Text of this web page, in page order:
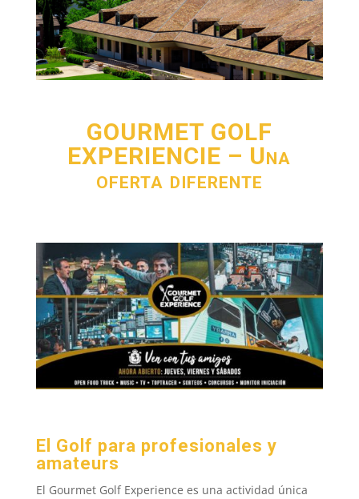
GOURMET GOLF
EXPERIENCIE – Una
oferta diferente
El Golf para profesionales y
amateurs
El Gourmet Golf Experience es una actividad única